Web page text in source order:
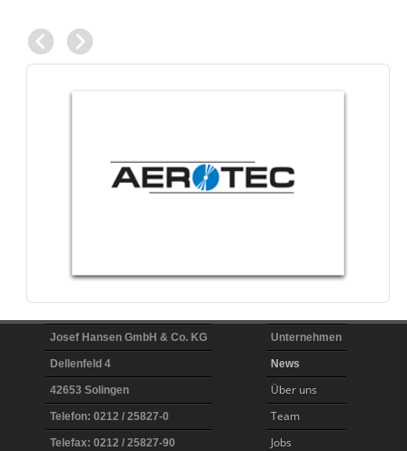
Josef Hansen GmbH & Co. KG
Dellenfeld 4
42653 Solingen
Telefon: 0212 / 25827-0
Telefax: 0212 / 25827-90
Unternehmen
News
Über uns
Team
Jobs